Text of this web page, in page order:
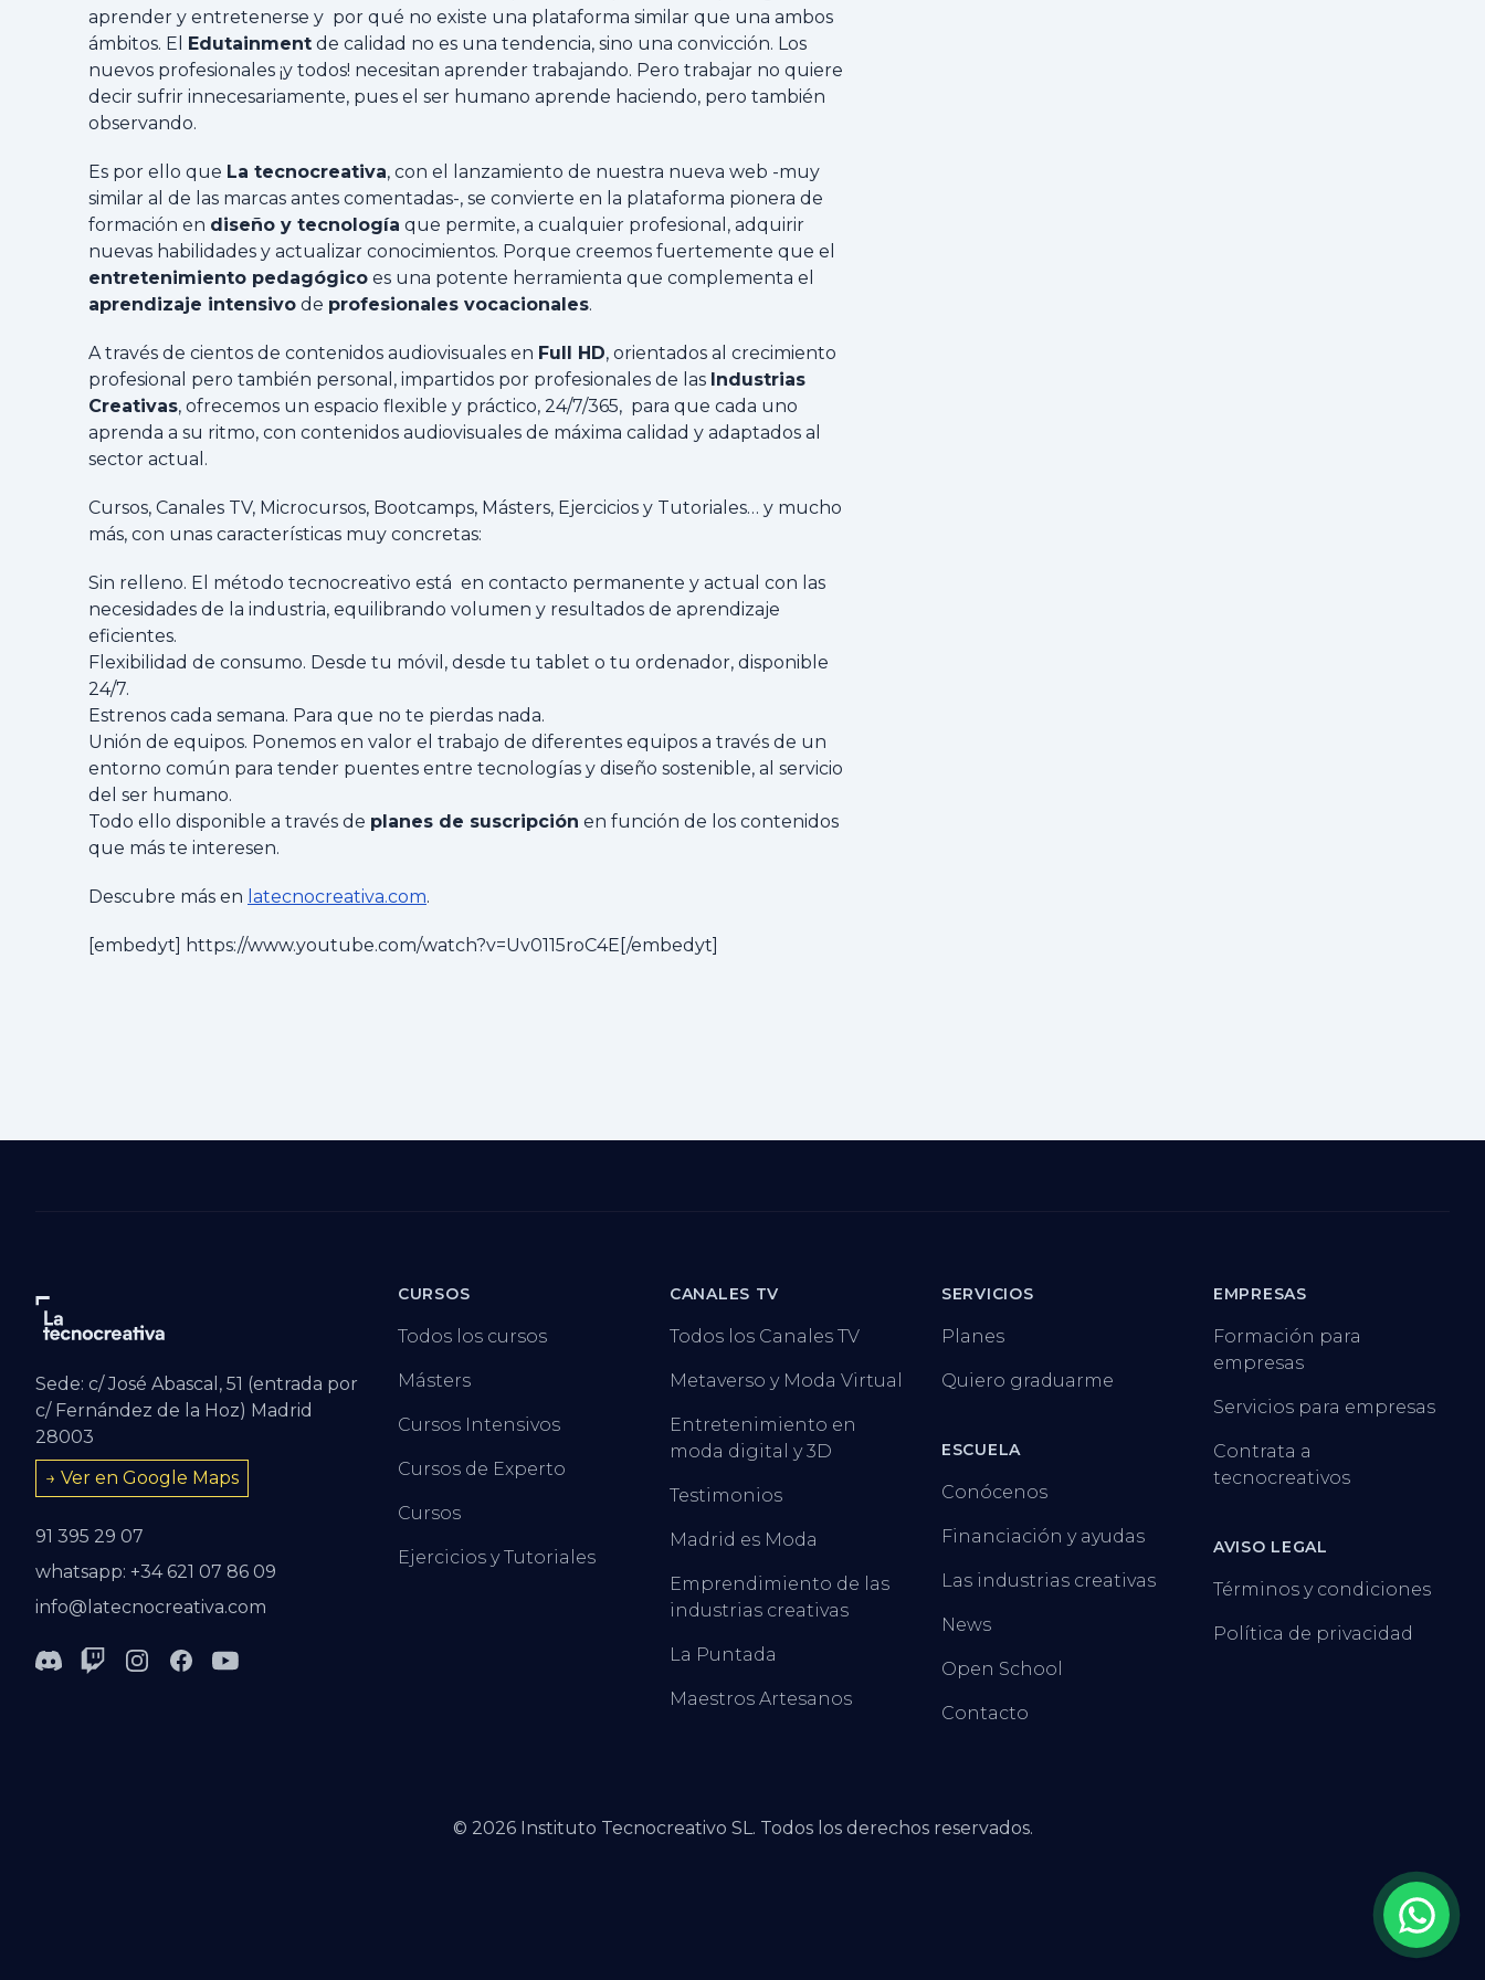
aprender y entretenerse y por qué no existe una plataforma similar que una ambos
ámbitos. El Edutainment de calidad no es una tendencia, sino una convicción. Los
nuevos profesionales ¡y todos! necesitan aprender trabajando. Pero trabajar no quiere
decir sufrir innecesariamente, pues el ser humano aprende haciendo, pero también
observando.
Es por ello que La tecnocreativa, con el lanzamiento de nuestra nueva web -muy
similar al de las marcas antes comentadas-, se convierte en la plataforma pionera de
formación en diseño y tecnología que permite, a cualquier profesional, adquirir
nuevas habilidades y actualizar conocimientos. Porque creemos fuertemente que el
entretenimiento pedagógico es una potente herramienta que complementa el
aprendizaje intensivo de profesionales vocacionales.
A través de cientos de contenidos audiovisuales en Full HD, orientados al crecimiento
profesional pero también personal, impartidos por profesionales de las Industrias
Creativas, ofrecemos un espacio flexible y práctico, 24/7/365, para que cada uno
aprenda a su ritmo, con contenidos audiovisuales de máxima calidad y adaptados al
sector actual.
Cursos, Canales TV, Microcursos, Bootcamps, Másters, Ejercicios y Tutoriales… y mucho
más, con unas características muy concretas:
Sin relleno. El método tecnocreativo está en contacto permanente y actual con las
necesidades de la industria, equilibrando volumen y resultados de aprendizaje
eficientes.
Flexibilidad de consumo. Desde tu móvil, desde tu tablet o tu ordenador, disponible
24/7.
Estrenos cada semana. Para que no te pierdas nada.
Unión de equipos. Ponemos en valor el trabajo de diferentes equipos a través de un
entorno común para tender puentes entre tecnologías y diseño sostenible, al servicio
del ser humano.
Todo ello disponible a través de planes de suscripción en función de los contenidos
que más te interesen.
Descubre más en latecnocreativa.com.
[embedyt] https://www.youtube.com/watch?v=Uv0115roC4E[/embedyt]
Sede: c/ José Abascal, 51 (entrada por
c/ Fernández de la Hoz) Madrid
28003
→ Ver en Google Maps
91 395 29 07
whatsapp: +34 621 07 86 09
info@latecnocreativa.com
DiscordTwitchInstagramFacebookYoutube
CURSOS
Todos los cursos
Másters
Cursos Intensivos
Cursos de Experto
Cursos
Ejercicios y Tutoriales
CANALES TV
Todos los Canales TV
Metaverso y Moda Virtual
Entretenimiento en
moda digital y 3D
Testimonios
Madrid es Moda
Emprendimiento de las
industrias creativas
La Puntada
Maestros Artesanos
SERVICIOS
Planes
Quiero graduarme
ESCUELA
Conócenos
Financiación y ayudas
Las industrias creativas
News
Open School
Contacto
EMPRESAS
Formación para
empresas
Servicios para empresas
Contrata a
tecnocreativos
AVISO LEGAL
Términos y condiciones
Política de privacidad
© 2026Instituto Tecnocreativo SL. Todos los derechos reservados.